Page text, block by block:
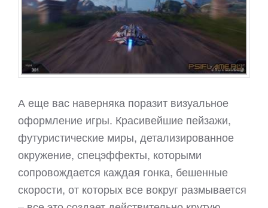
А еще вас наверняка поразит визуальное
оформление игры. Красивейшие пейзажи,
футуристические миры, детализированное
окружение, спецэффекты, которыми
сопровождается каждая гонка, бешенные
скорости, от которых все вокруг размывается